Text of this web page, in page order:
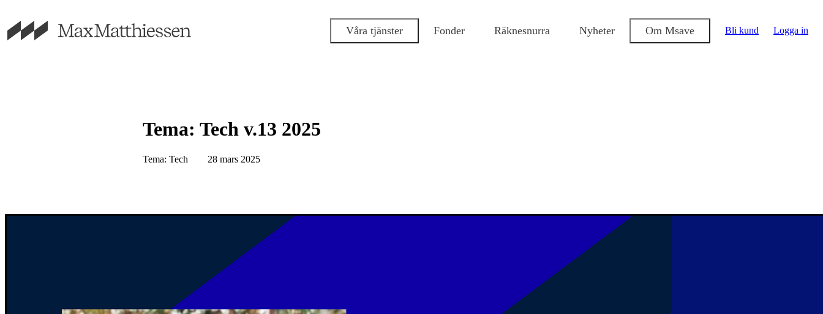
Våra tjänster Fonder Räknesnurra Nyheter Om Msave Bli kund Logga in
Tema: Tech v.13 2025
Tema: Tech 28 mars 2025